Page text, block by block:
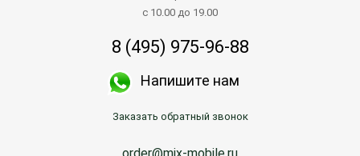
с 10.00 до 19.00
8 (495) 975-96-88
Напишите нам
Заказать обратный звонок